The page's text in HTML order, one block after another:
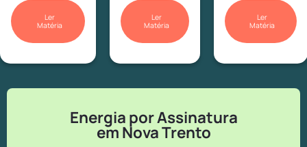
Ler
Matéria
Ler
Matéria
Ler
Matéria
Energia por Assinatura
em Nova Trento